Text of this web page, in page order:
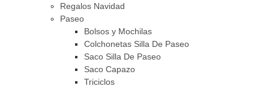
Regalos Navidad
Paseo
Bolsos y Mochilas
Colchonetas Silla De Paseo
Saco Silla De Paseo
Saco Capazo
Triciclos